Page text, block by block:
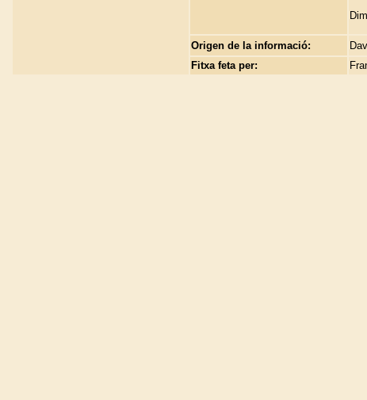
Origen de la informació:
Fitxa feta per: